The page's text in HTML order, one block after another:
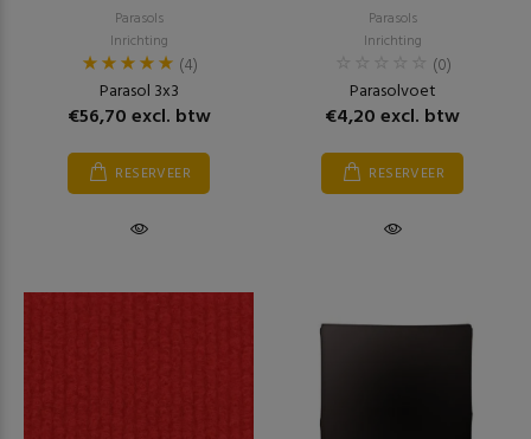
Parasols
Inrichting
(4)
Parasol 3x3
€56,70 excl. btw
RESERVEER
Parasols
Inrichting
(0)
Parasolvoet
€4,20 excl. btw
RESERVEER